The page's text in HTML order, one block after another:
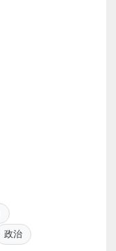
政治